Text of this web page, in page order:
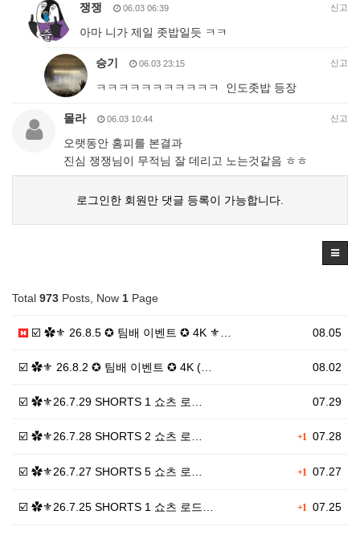
쟁쟁 06.03 06:39 신고
아마 니가 제일 좃밥일듯 ㅋㅋ
승기 06.03 23:15 신고
ㅋㅋㅋㅋㅋㅋㅋㅋㅋㅋㅋ 인도좃밥 등장
몰라 06.03 10:44 신고
오랫동안 홈피를 본결과
진심 쟁쟁님이 무적님 잘 데리고 노는것같음 ㅎㅎ
로그인한 회원만 댓글 등록이 가능합니다.
Total 973 Posts, Now 1 Page
08.05
☑️ ✿⚜ 26.8.5 ✪ 팀배 이벤트 ✪ 4K ⚜…
08.02
☑️ ✿⚜ 26.8.2 ✪ 팀배 이벤트 ✪ 4K (…
07.29
☑️ ✿⚜26.7.29 SHORTS 1 쇼츠 로…
+1 07.28
☑️ ✿⚜26.7.28 SHORTS 2 쇼츠 로…
+1 07.27
☑️ ✿⚜26.7.27 SHORTS 5 쇼츠 로…
+1 07.25
☑️ ✿⚜26.7.25 SHORTS 1 쇼츠 로드…